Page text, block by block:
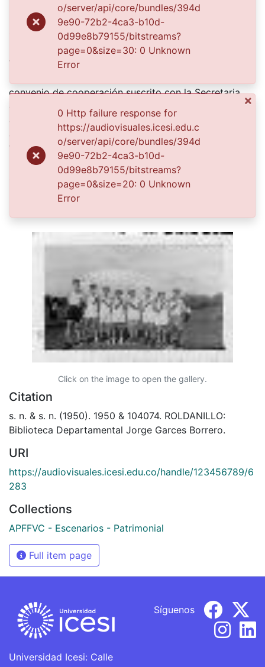
Description
1950. Equipo de fútbol.
El Archivo del Patrimonio Fotográfico y Fílmico del
Valle del Cauca es responsabilidad de la Biblioteca
convenio de cooperación suscrito con la Secretaria
del Cultura Departamental, con el fin de aunar
esfuerzos para su conservación, preservación y
divulgación del Archivo entre la comunidad
Vallecaucana, especialmente entre los estudiantes e
investigadores que visitan la Biblioteca, propiciando el
su uso y consulta permanente. La universidad Icesi es
un colaborador en el proceso de difusión, facilitando
la tecnología que permite la consulta de las imágenes.
Click on the image to open the gallery.
Citation
s. n. & s. n. (1950). 1950 & 104074. ROLDANILLO:
Biblioteca Departamental Jorge Garces Borrero.
URI
https://audiovisuales.icesi.edu.co/handle/123456789/6
283
Collections
APFFVC - Escenarios - Patrimonial
Full item page
Universidad Icesi: Calle
Síguenos
o/server/api/core/bundles/394d
9e90-72b2-4ca3-b10d-
0d99e8b79155/bitstreams?
page=0&size=30: 0 Unknown
Error
×
0 Http failure response for
https://audiovisuales.icesi.edu.c
o/server/api/core/bundles/394d
9e90-72b2-4ca3-b10d-
0d99e8b79155/bitstreams?
page=0&size=20: 0 Unknown
Error